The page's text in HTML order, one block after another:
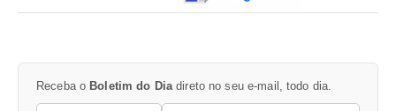
Receba o Boletim do Diadireto no seu e-mail, todo dia.